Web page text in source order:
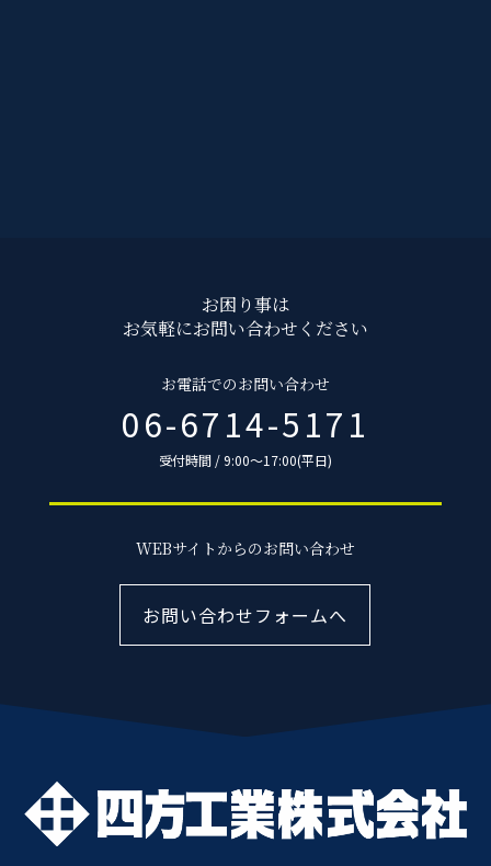
お困り事は
お気軽にお問い合わせください
お電話でのお問い合わせ
06-6714-5171
受付時間 / 9:00〜17:00(平日)
WEBサイトからのお問い合わせ
お問い合わせフォームへ